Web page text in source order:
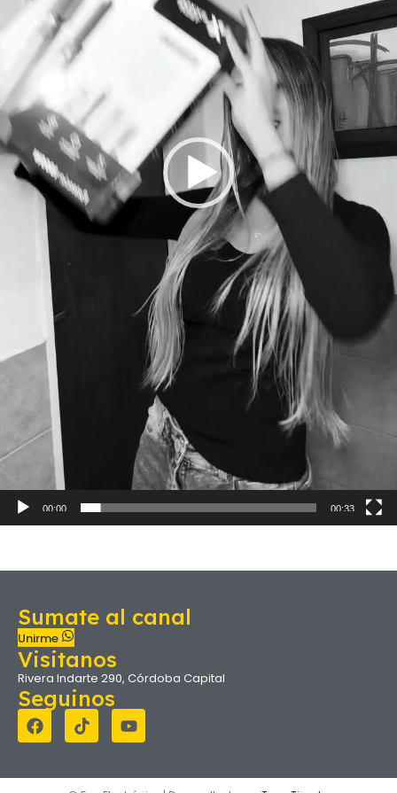
00:00 00:33
Sumate al canal
Unirme
Visitanos
Rivera Indarte 290, Córdoba Capital
Seguinos